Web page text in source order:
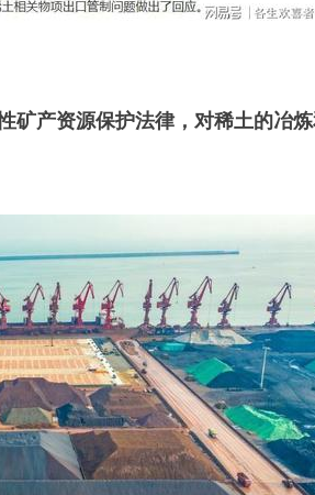
矿产资源保护法律，对稀土的冶